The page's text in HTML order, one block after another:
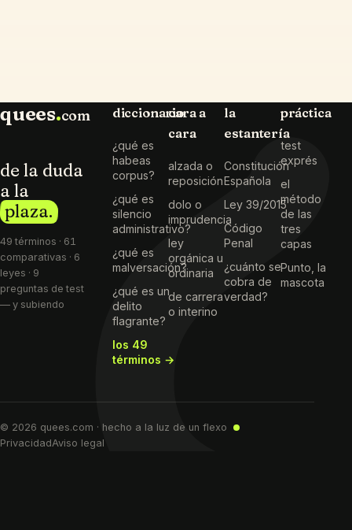
quees.com
de la duda
a la
plaza.
49 términos · 61
comparativas · 6
leyes · 9
preguntas de test
— y subiendo
diccionario
¿qué es
habeas
corpus?
¿qué es
silencio
administrativo?
¿qué es
malversación?
¿qué es un
delito
flagrante?
los 49
términos →
cara a
cara
alzada o
reposición
dolo o
imprudencia
ley
orgánica u
ordinaria
de carrera
o interino
la
estantería
Constitución
Española
Ley 39/2015
Código
Penal
¿cuánto se
cobra de
verdad?
práctica
test
exprés
el
método
de las
tres
capas
Punto, la
mascota
© 2026 quees.com · hecho a la luz de un flexo
PrivacidadAviso legal